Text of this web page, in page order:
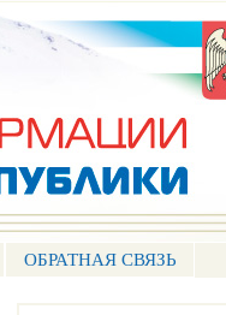
ОБРАТНАЯ СВЯЗЬ